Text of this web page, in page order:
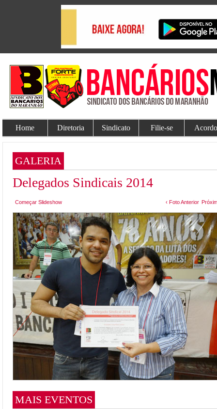
Home Diretoria Sindicato Filie-se
GALERIA
Delegados Sindicais 2014
Começar Slideshow ‹ Foto Anterior
MAIS EVENTOS